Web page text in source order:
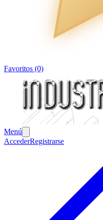
Favoritos (0)
Menú
AccederRegistrarse